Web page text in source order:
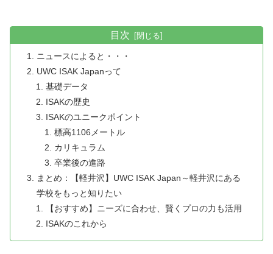
目次
ニュースによると・・・
UWC ISAK Japanって
基礎データ
ISAKの歴史
ISAKのユニークポイント
標高1106メートル
カリキュラム
卒業後の進路
まとめ：【軽井沢】UWC ISAK Japan～軽井沢にある
学校をもっと知りたい
【おすすめ】ニーズに合わせ、賢くプロの力も活用
ISAKのこれから